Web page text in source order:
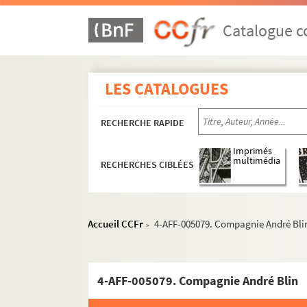
Catalogue
LES CATALOGUES
RECHERCHE RAPIDE
RECHERCHES CIBLÉES
Imprimés
multimédia
Accueil CCFr > 4-AFF-005079. Compagnie André
4-AFF-005079. Compagnie André Blin